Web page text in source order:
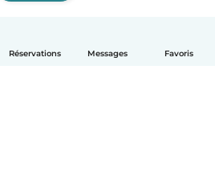
Réservations Messages Favoris